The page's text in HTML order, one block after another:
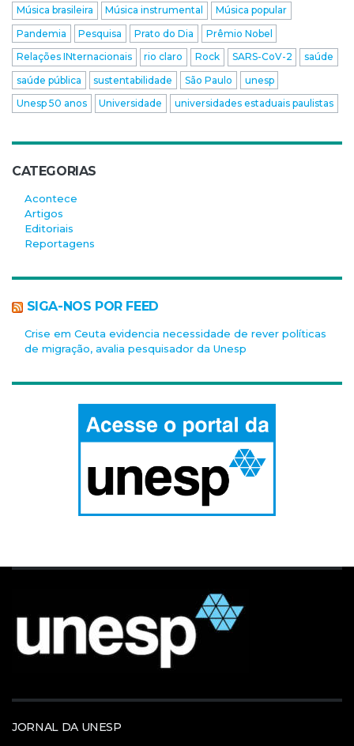
Música brasileira
Música instrumental
Música popular
Pandemia
Pesquisa Prato do Dia
Prêmio Nobel
Relações INternacionais
rio claro Rock SARS-CoV-2
saúde
saúde pública
sustentabilidade São Paulo
unesp
Unesp 50 anos
Universidade universidades estaduais paulistas
CATEGORIAS
Acontece
Artigos
Editoriais
Reportagens
SIGA-NOS POR FEED
Crise em Ceuta evidencia necessidade de rever políticas
de migração, avalia pesquisador da Unesp
JORNAL DA UNESP